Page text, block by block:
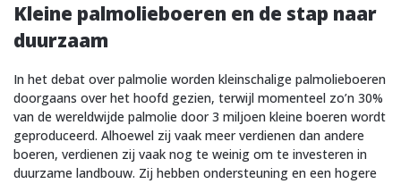
Kleine palmolieboeren en de stap naar
duurzaam
In het debat over palmolie worden kleinschalige palmolieboeren
doorgaans over het hoofd gezien, terwijl momenteel zo’n 30%
van de wereldwijde palmolie door 3 miljoen kleine boeren wordt
geproduceerd. Alhoewel zij vaak meer verdienen dan andere
boeren, verdienen zij vaak nog te weinig om te investeren in
duurzame landbouw. Zij hebben ondersteuning en een hogere